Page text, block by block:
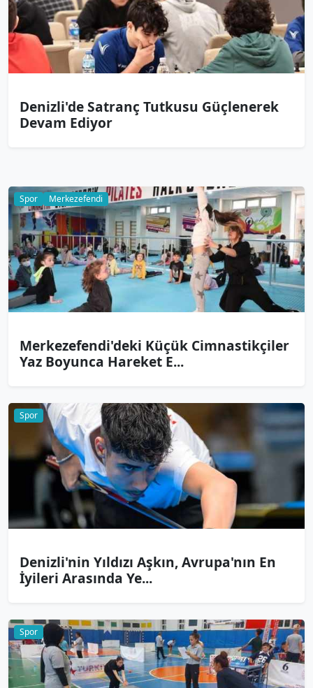
Denizli'de Satranç Tutkusu Güçlenerek
Devam Ediyor
Spor Merkezefendi
Merkezefendi'deki Küçük Cimnastikçiler
Yaz Boyunca Hareket E...
Spor
Denizli'nin Yıldızı Aşkın, Avrupa'nın En
İyileri Arasında Ye...
Spor